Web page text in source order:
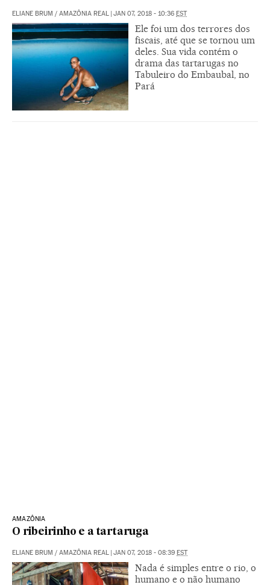
ELIANE BRUM / AMAZÔNIA REAL | JAN 07, 2018 - 10:36 EST
Ele foi um dos terrores dos
fiscais, até que se tornou um
deles. Sua vida contém o
drama das tartarugas no
Tabuleiro do Embaubal, no
Pará
AMAZÔNIA
O ribeirinho e a tartaruga
ELIANE BRUM / AMAZÔNIA REAL | JAN 07, 2018 - 08:39 EST
Nada é simples entre o rio, o
humano e o não humano